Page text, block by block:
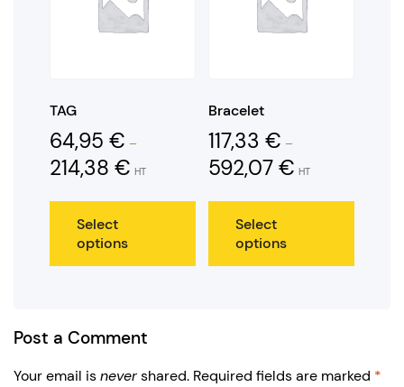
TAG
64,95 € –
214,38 € HT
Select
options
Bracelet
117,33 € –
592,07 € HT
Select
options
Post a Comment
Your email isnevershared. Required fields are marked *